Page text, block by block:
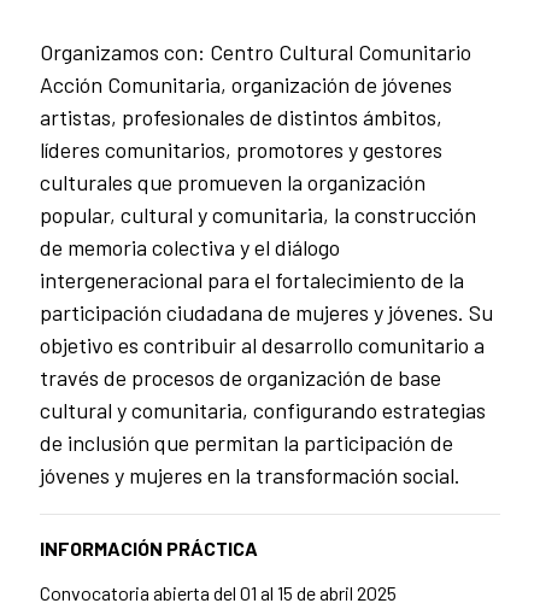
Organizamos con: Centro Cultural Comunitario
Acción Comunitaria, organización de jóvenes
artistas, profesionales de distintos ámbitos,
líderes comunitarios, promotores y gestores
culturales que promueven la organización
popular, cultural y comunitaria, la construcción
de memoria colectiva y el diálogo
intergeneracional para el fortalecimiento de la
participación ciudadana de mujeres y jóvenes. Su
objetivo es contribuir al desarrollo comunitario a
través de procesos de organización de base
cultural y comunitaria, configurando estrategias
de inclusión que permitan la participación de
jóvenes y mujeres en la transformación social.
INFORMACIÓN PRÁCTICA
Convocatoria abierta del 01 al 15 de abril 2025